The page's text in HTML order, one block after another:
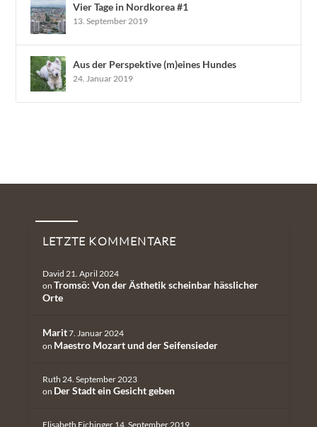
Vier Tage in Nordkorea #1
13. September 2019
Aus der Perspektive (m)eines Hundes
24. Januar 2019
Neueste Kommentare
LETZTE KOMMENTARE
David 21. April 2024
on Tromsö: Von der Ästhetik scheinbar hässlicher
Orte
Marit7. Januar 2024
on Maestro Mozart und der Seifensieder
Ruth 24. September 2023
on Der Stadt ein Gesicht geben
Elisabeth Eichinger 14. September 2019